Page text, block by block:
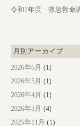
令和7年度 救急救命
月別アーカイブ
2026年6月 (1)
2026年5月 (1)
2026年4月 (1)
2026年3月 (4)
2025年11月 (1)